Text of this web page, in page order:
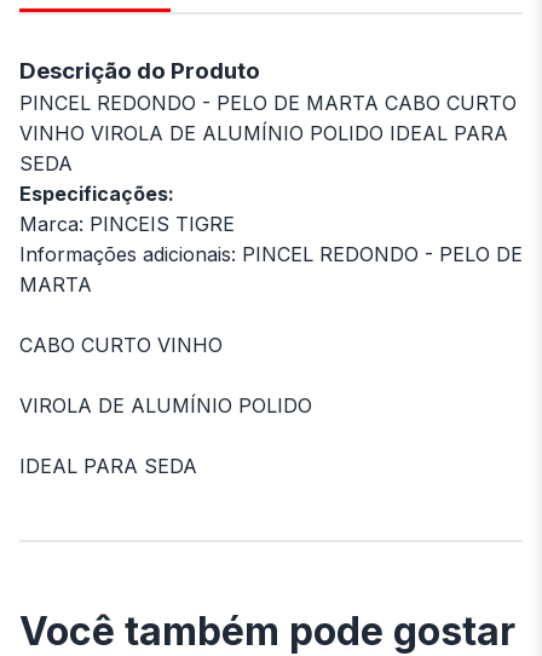
Descrição do Produto
PINCEL REDONDO - PELO DE MARTA CABO CURTO
VINHO VIROLA DE ALUMÍNIO POLIDO IDEAL PARA
SEDA
Especificações:
Marca: PINCEIS TIGRE
Informações adicionais: PINCEL REDONDO - PELO DE
MARTA
CABO CURTO VINHO
VIROLA DE ALUMÍNIO POLIDO
IDEAL PARA SEDA
Você também pode gostar